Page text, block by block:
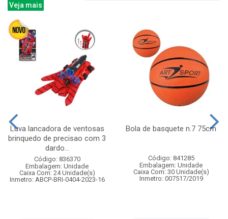
Veja mais
Luva lancadora de ventosas
brinquedo de precisao com 3
dardo...
Código: 836370
Embalagem: Unidade
Caixa Com: 24 Unidade(s)
Inmetro: ABCP-BRI-0404-2023-16
Bola de basquete n.7 75cm
Código: 841285
Embalagem: Unidade
Caixa Com: 30 Unidade(s)
Inmetro: 007517/2019